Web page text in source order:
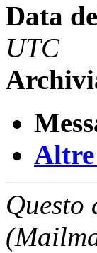
Data
UTC
Altre
Questo